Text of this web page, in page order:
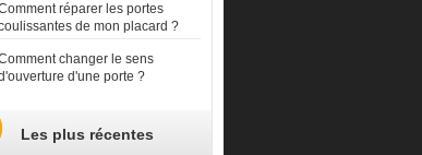
réparer les portes
de mon placard ?
changer le sens
d'une porte ?
Les plus récentes